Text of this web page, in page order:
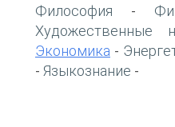
Философия -
Художественные
Экономика -
- Языкознание -